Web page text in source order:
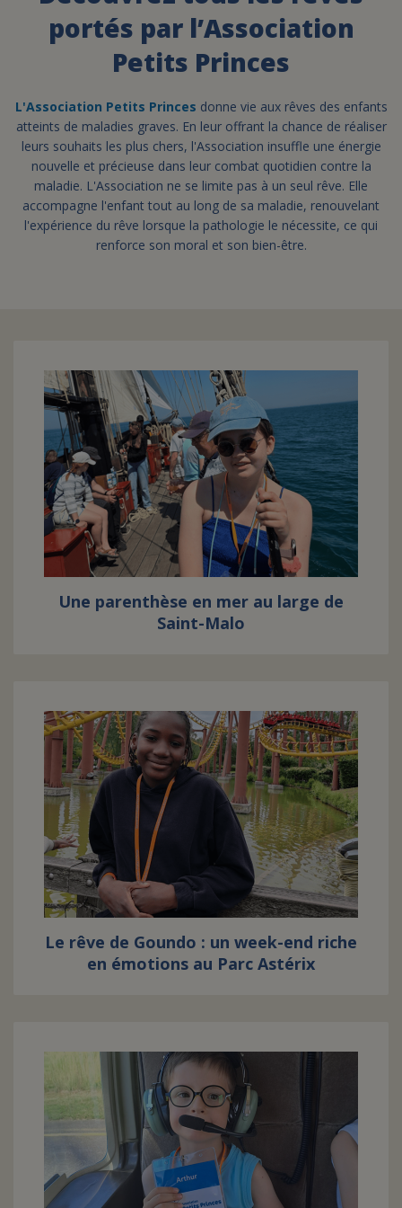
ESPACE PRESSE
JE DEVIENS
BÉNÉVOLE
DEVENIR
UN PETIT PRINCE
portés par l’Association
Petits Princes
L'Association Petits Princes donne vie aux rêves des enfants
atteints de maladies graves. En leur offrant la chance de réaliser
leurs souhaits les plus chers, l'Association insuffle une énergie
nouvelle et précieuse dans leur combat quotidien contre la
maladie. L'Association ne se limite pas à un seul rêve. Elle
accompagne l'enfant tout au long de sa maladie, renouvelant
l'expérience du rêve lorsque la pathologie le nécessite, ce qui
renforce son moral et son bien-être.
Une parenthèse en mer au large de
Saint-Malo
Le rêve de Goundo : un week-end riche
en émotions au Parc Astérix